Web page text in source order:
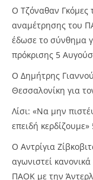
Ο Τζόναθαν Γκόμες
αναμέτρησης του
έδωσε το σύνθημα
πρόκρισης 5
Ο Δημήτρης
Θεσσαλονίκη για
Λίσι: «Να μην
επειδή κερδίζουμε»
Ο Αντρίγια
αγωνιστεί
ΠΑΟΚ με την